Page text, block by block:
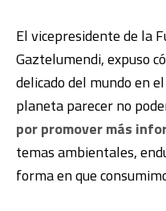
El vicepresidente de la
Gaztelumendi, expuso
delicado del mundo en
planeta parecer no
por promover más
temas ambientales,
forma en que